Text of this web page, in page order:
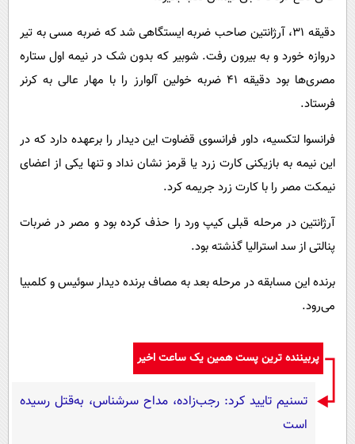
دقیقه 31، آرژانتین صاحب ضربه ایستگاهی شد که ضربه مسی به تیر
دروازه خورد و به بیرون رفت. شوبیر که بدون شک در نیمه اول ستاره
مصری‌ها بود دقیقه 41 ضربه خولین آلوارز را با مهار عالی به کرنر
فرستاد.
فرانسوا لتکسیه، داور فرانسوی قضاوت این دیدار را برعهده دارد که در
این نیمه به بازیکنی کارت زرد یا قرمز نشان نداد و تنها یکی از اعضای
نیمکت مصر را با کارت زرد جریمه کرد.
آرژانتین در مرحله قبلی کیپ ورد را حذف کرده بود و مصر در ضربات
پنالتی از سد استرالیا گذشته بود.
برنده این مسابقه در مرحله بعد به مصاف برنده دیدار سوئیس و کلمبیا
می‌رود.
پربیننده ترین پست همین یک ساعت اخیر
تسنیم تایید کرد: رجب‌زاده، مداح سرشناس، به‌قتل رسیده
است